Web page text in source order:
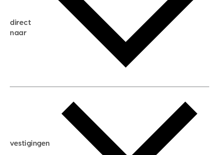
huis verkopen
huis kopen
aankoopadvies
verkoopadvies
hypotheekadvies
direct
naar
hypotheek berekenen
maximale hypotheek berekenen
hypotheek bespaarcheck
vestigingen